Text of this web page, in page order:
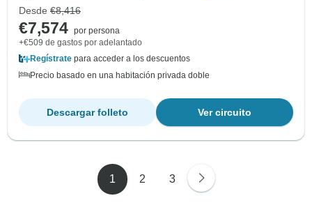
Desde €8,416
€7,574 por persona
+€509 de gastos por adelantado
Regístrate para acceder a los descuentos
Precio basado en una habitación privada doble
Ver circuito
Descargar folleto
1 2 3